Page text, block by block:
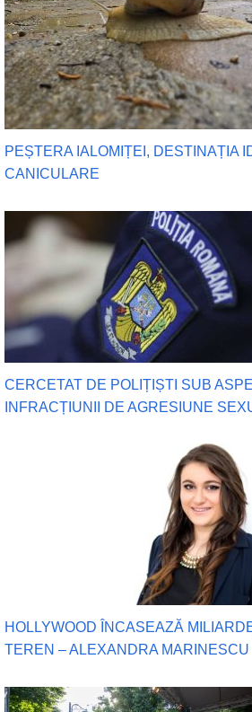
PEȘTERA IALOMIȚEI, DESTINAȚIA
CANICULARE
CERCETAT DE POLIȚIȘTI SUB
INFRACȚIUNII DE AGRESIUNE
HOLLYWOOD ÎNCASEAZĂ
TEREN – ALEXANDRA MARINESCU